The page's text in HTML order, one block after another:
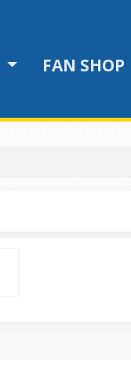
FAN SHOP